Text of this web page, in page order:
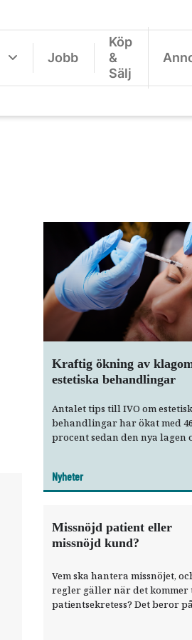
Jobb
Köp
&
Sälj
Kraftig ökning av
estetiska behandlingar
Antalet tips till IVO om
behandlingar har ökat med
procent sedan den nya lagen
estetiska verksamheter
kunskap om vilka regler som
Nyheter
Missnöjd patient eller
missnöjd kund?
Vem ska hantera missnöjet,
regler gäller när det
patient­sekretess? Det beror